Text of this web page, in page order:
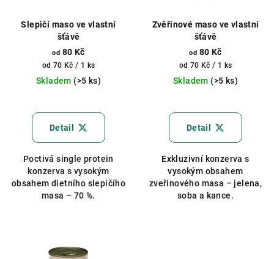
Slepičí maso ve vlastní
šťávě
od 80 Kč
Měrná
cena:
od 70 Kč / 1 ks
Skladem (>5 ks)
Detail
Poctivá single protein
konzerva s vysokým
obsahem dietního slepičího
masa – 70 %.
Zvěřinové maso ve vlastní
šťávě
od 80 Kč
Měrná
cena:
od 70 Kč / 1 ks
Skladem (>5 ks)
hodnocení
produktu
z
5
hvězdiček.
Detail
Exkluzivní konzerva s
vysokým obsahem
zveřinového masa – jelena,
soba a kance.